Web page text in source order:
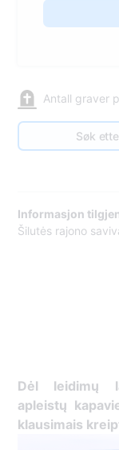
Antall graver
Søk
Informasjon
Šilutės rajono
Dėl leidimų
apleistų
klausimais